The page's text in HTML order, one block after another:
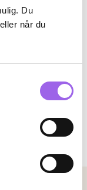
Du
når du
113 butikker